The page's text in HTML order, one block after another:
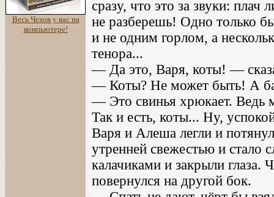
Весь Чехов у вас на
компьютере!
сразу, что это за звуки: плач
не разберешь! Одно только
и не одним горлом, а
тенора...
— Да это, Варя, коты! —
— Коты? Не может быть! А
— Это свинья хрюкает. Ведь
Так и есть, коты... Ну,
Варя и Алеша легли и
утренней свежестью и стало
калачиками и закрыли глаза.
повернулся на другой бок.